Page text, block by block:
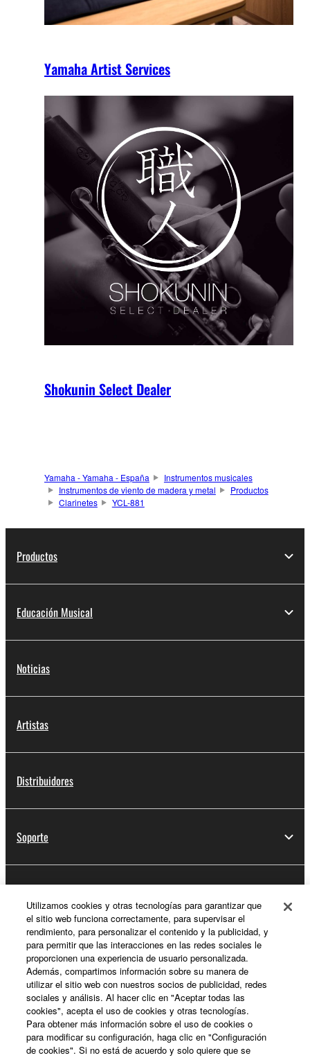
Yamaha Artist Services
Shokunin Select Dealer
Yamaha - Yamaha - España
Instrumentos musicales
Instrumentos de viento de madera y metal
Productos
Clarinetes
YCL-881
Productos
Educación Musical
Noticias
Artistas
Distribuidores
Soporte
Acerca de Yamaha
España - Spanish
Empresa
Utilizamos cookies y otras tecnologías para garantizar que
el sitio web funciona correctamente, para supervisar el
rendimiento, para personalizar el contenido y la publicidad, y
para permitir que las interacciones en las redes sociales le
proporcionen una experiencia de usuario personalizada.
Además, compartimos información sobre su manera de
utilizar el sitio web con nuestros socios de publicidad, redes
sociales y análisis. Al hacer clic en "Aceptar todas las
cookies", acepta el uso de cookies y otras tecnologías.
Para obtener más información sobre el uso de cookies o
para modificar su configuración, haga clic en "Configuración
de cookies". Si no está de acuerdo y solo quiere que se